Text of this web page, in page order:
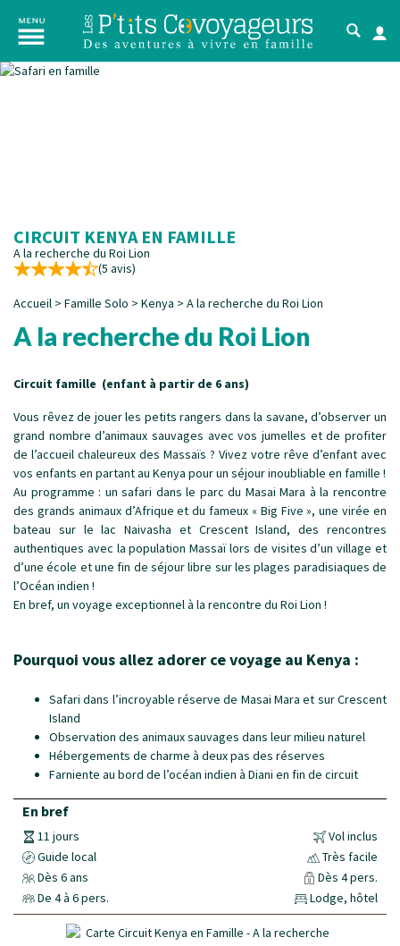
CIRCUIT KENYA EN FAMILLE
A la recherche du Roi Lion
(5 avis)
Accueil > Famille Solo > Kenya > A la recherche du Roi Lion
A la recherche du Roi Lion
Circuit famille (enfant à partir de 6 ans)
Vous rêvez de jouer les petits rangers dans la savane, d’observer un
grand nombre d’animaux sauvages avec vos jumelles et de profiter
de l’accueil chaleureux des Massaïs ? Vivez votre rêve d’enfant avec
vos enfants en partant au Kenya pour un séjour inoubliable en famille !
Au programme : un safari dans le parc du Masai Mara à la rencontre
des grands animaux d’Afrique et du fameux « Big Five », une virée en
bateau sur le lac Naivasha et Crescent Island, des rencontres
authentiques avec la population Massaï lors de visites d’un village et
d’une école et une fin de séjour libre sur les plages paradisiaques de
l’Océan indien !
En bref, un voyage exceptionnel à la rencontre du Roi Lion !
Pourquoi vous allez adorer ce voyage au Kenya :
Safari dans l’incroyable réserve de Masai Mara et sur Crescent
Island
Observation des animaux sauvages dans leur milieu naturel
Hébergements de charme à deux pas des réserves
Farniente au bord de l’océan indien à Diani en fin de circuit
En bref
11 jours
Vol inclus
Guide local
Très facile
Dès 6 ans
Dès 4 pers.
De 4 à 6 pers.
Lodge, hôtel